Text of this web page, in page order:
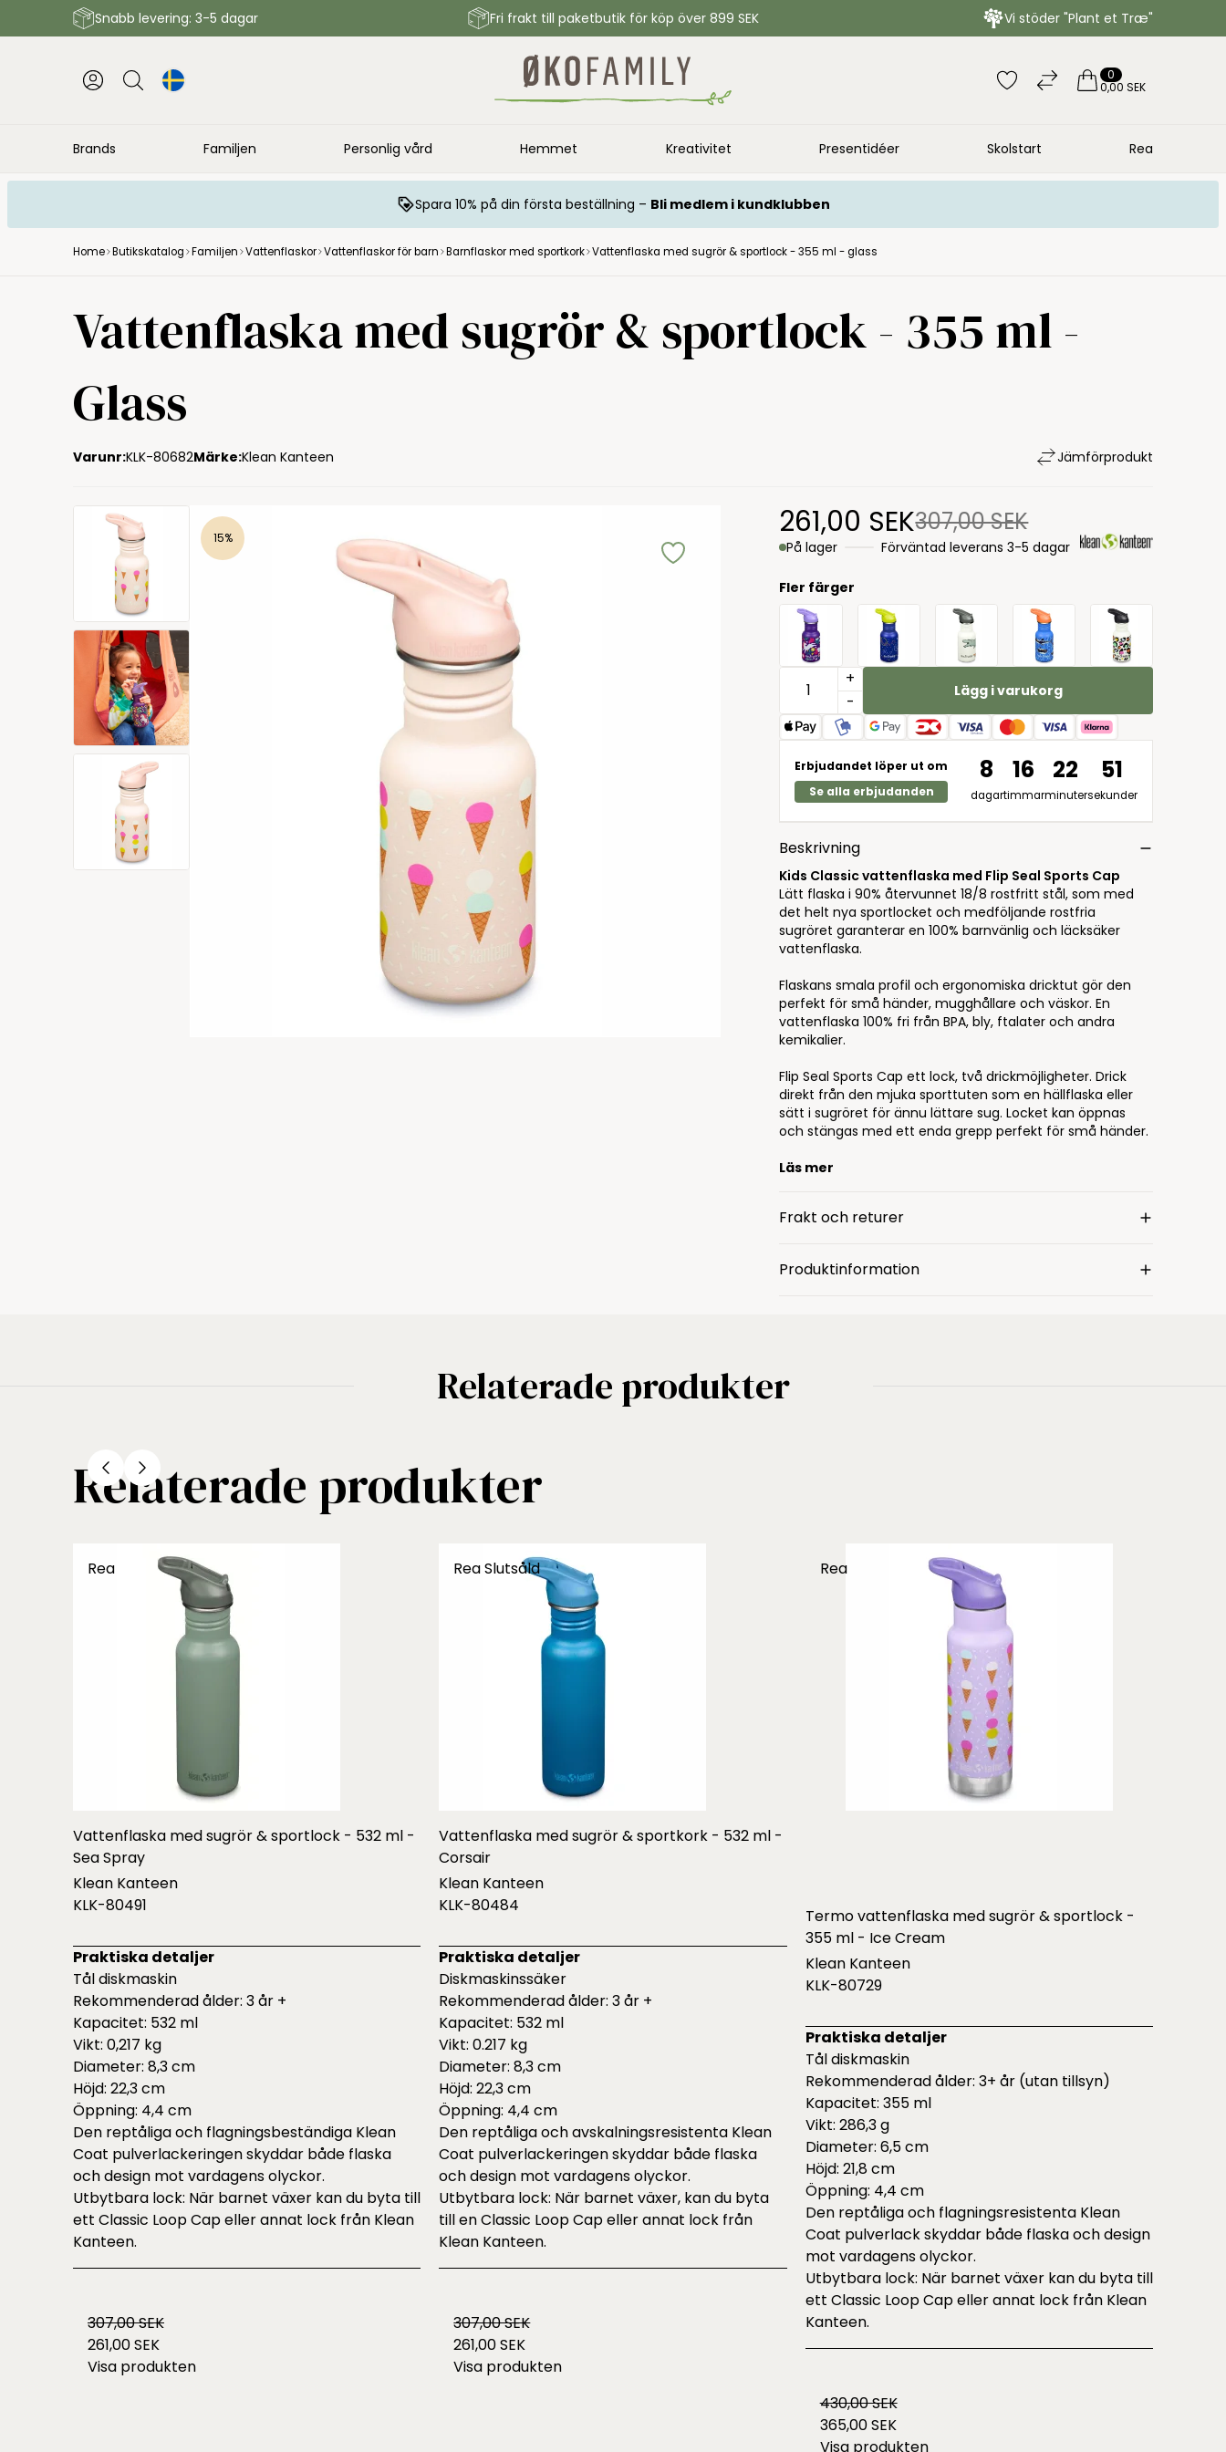
Snabb levering: 3-5 dagar Fri frakt till paketbutik för köp över 899 SEK Vi stöder "Plant et Træ"
0
0,00 SEK
Brands Familjen Personlig vård Hemmet Kreativitet Presentidéer Skolstart Rea
Spara 10% på din första beställning – Bli medlem i kundklubben
Home Butikskatalog Familjen Vattenflaskor Vattenflaskor för barn Barnflaskor med sportkork Vattenflaska med sugrör & sportlock - 355 ml - glass
Klean Kanteen
Vattenflaska med sugrör & sportlock - 355 ml -
Glass
Varunr:KLK-80682Märke:Klean Kanteen Jämförprodukt
15% 261,00 SEK307,00 SEK
På lager Förväntad leverans 3-5 dagar
Fler färger
+
-
Lägg i varukorg
Erbjudandet löper ut om
Se alla erbjudanden
8
dagar
16
timmar
22
minuter
50
sekunder
Beskrivning
Kids Classic vattenflaska med Flip Seal Sports Cap
Lätt flaska i 90% återvunnet 18/8 rostfritt stål, som med
det helt nya sportlocket och medföljande rostfria
sugröret garanterar en 100% barnvänlig och läcksäker
vattenflaska.
Flaskans smala profil och ergonomiska dricktut gör den
perfekt för små händer, mugghållare och väskor. En
vattenflaska 100% fri från BPA, bly, ftalater och andra
kemikalier.
Flip Seal Sports Cap ett lock, två drickmöjligheter. Drick
direkt från den mjuka sporttuten som en hällflaska eller
sätt i sugröret för ännu lättare sug. Locket kan öppnas
och stängas med ett enda grepp perfekt för små händer.
Läs mer
Frakt och returer
Produktinformation
Relaterade produkter
Relaterade produkter
Rea
Vattenflaska med sugrör & sportlock - 532 ml -
Sea Spray
Klean Kanteen
KLK-80491
Praktiska detaljer
Tål diskmaskin
Rekommenderad ålder: 3 år +
Kapacitet: 532 ml
Vikt: 0,217 kg
Diameter: 8,3 cm
Höjd: 22,3 cm
Öppning: 4,4 cm
Den reptåliga och flagningsbeständiga Klean
Coat pulverlackeringen skyddar både flaska
och design mot vardagens olyckor.
Utbytbara lock: När barnet växer kan du byta till
ett Classic Loop Cap eller annat lock från Klean
Kanteen.
307,00 SEK
261,00 SEK
Visa produkten
ReaSlutsåld
Vattenflaska med sugrör & sportkork - 532 ml -
Corsair
Klean Kanteen
KLK-80484
Praktiska detaljer
Diskmaskinssäker
Rekommenderad ålder: 3 år +
Kapacitet: 532 ml
Vikt: 0.217 kg
Diameter: 8,3 cm
Höjd: 22,3 cm
Öppning: 4,4 cm
Den reptåliga och avskalningsresistenta Klean
Coat pulverlackeringen skyddar både flaska
och design mot vardagens olyckor.
Utbytbara lock: När barnet växer, kan du byta
till en Classic Loop Cap eller annat lock från
Klean Kanteen.
307,00 SEK
261,00 SEK
Visa produkten
Rea
Termo vattenflaska med sugrör & sportlock -
355 ml - Ice Cream
Klean Kanteen
KLK-80729
Praktiska detaljer
Tål diskmaskin
Rekommenderad ålder: 3+ år (utan tillsyn)
Kapacitet: 355 ml
Vikt: 286,3 g
Diameter: 6,5 cm
Höjd: 21,8 cm
Öppning: 4,4 cm
Den reptåliga och flagningsresistenta Klean
Coat pulverlack skyddar både flaska och design
mot vardagens olyckor.
Utbytbara lock: När barnet växer kan du byta till
ett Classic Loop Cap eller annat lock från Klean
Kanteen.
430,00 SEK
365,00 SEK
Visa produkten